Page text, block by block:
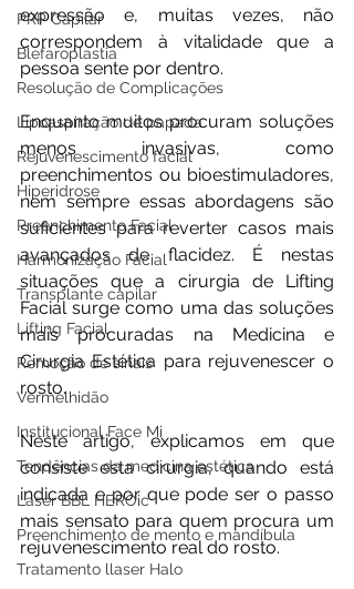
PRP Capilar
Blefaroplastia
Resolução de Complicações
Lipoaspiração de papada
Rejuvenescimento facial
Hiperidrose
Preenchimento Facial
Harmonização Facial
Transplante capilar
Lifting Facial
Remoção de sinais
Vermelhidão
Institucional Face Mi
Tendências da medicina estética
Laser BBL HEROic
Preenchimento de mento e mandíbula
Tratamento llaser Halo
expressão e, muitas vezes, não
correspondem à vitalidade que a
pessoa sente por dentro.
Enquanto muitos procuram soluções
menos invasivas, como
preenchimentos ou bioestimuladores,
nem sempre essas abordagens são
suficientes para reverter casos mais
avançados de flacidez. É nestas
situações que a cirurgia de Lifting
Facial surge como uma das soluções
mais procuradas na Medicina e
Cirurgia Estética para rejuvenescer o
rosto.
Neste artigo, explicamos em que
consiste esta cirurgia, quando está
indicada e por que pode ser o passo
mais sensato para quem procura um
rejuvenescimento real do rosto.